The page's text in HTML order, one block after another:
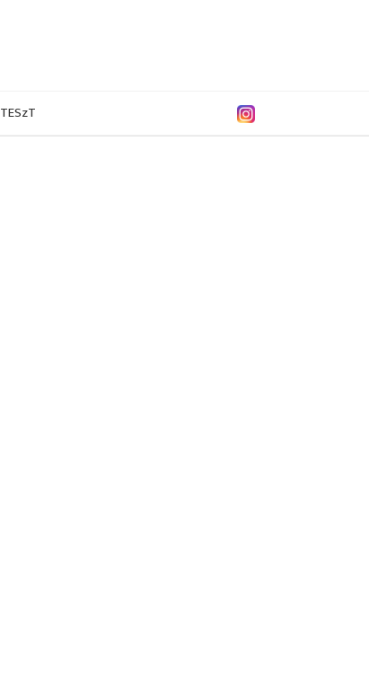
TESzT